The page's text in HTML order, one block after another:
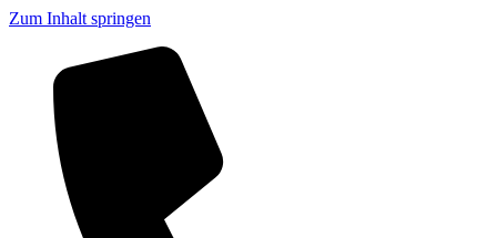
Zum Inhalt springen